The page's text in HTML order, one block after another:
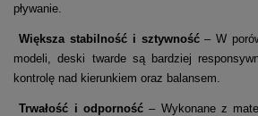
pływanie.
Większa stabilność i sztywność– W
modeli, deski twarde są bardziej
kontrolę nad kierunkiem oraz balansem.
Trwałość i odporność– Wykonane z